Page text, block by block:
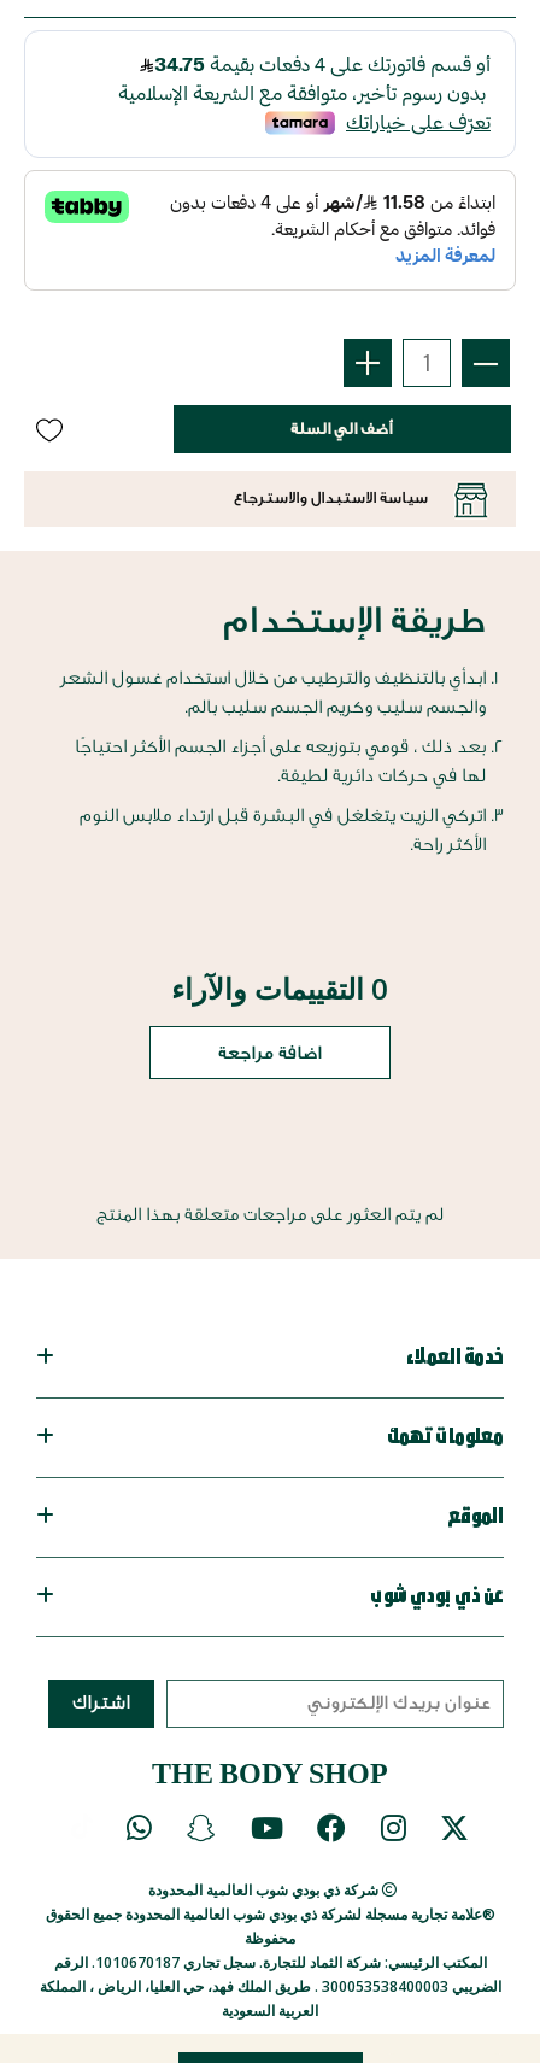
أضف الي السلة
سياسة الاستبدال والاسترجاع
طريقة الإستخدام
ابدأي بالتنظيف والترطيب من خلال استخدام غسول الشعر
والجسم سليب وكريم الجسم سليب بالم.
بعد ذلك ، قومي بتوزيعه على أجزاء الجسم الأكثر احتياجًا
لها في حركات دائرية لطيفة.
اتركي الزيت يتغلغل في البشرة قبل ارتداء ملابس النوم
الأكثر راحة.
0 التقييمات والآراء
اضافة مراجعة
لم يتم العثور على مراجعات متعلقة بهذا المنتج
خدمة العملاء
معلومات تهمك
الموقع
عن ذي بودي شوب
اشتراك
THE BODY SHOP
شركة ذي بودي شوب العالمية المحدودة
®علامة تجارية مسجلة لشركة ذي بودي شوب العالمية المحدودة جميع الحقوق
محفوظة
المكتب الرئيسي: شركة الثماد للتجارة. سجل تجاري 1010670187.
الرقم
الضريبي 300053538400003 .
طريق الملك فهد، حي العليا، الرياض ، المملكة
العربية السعودية